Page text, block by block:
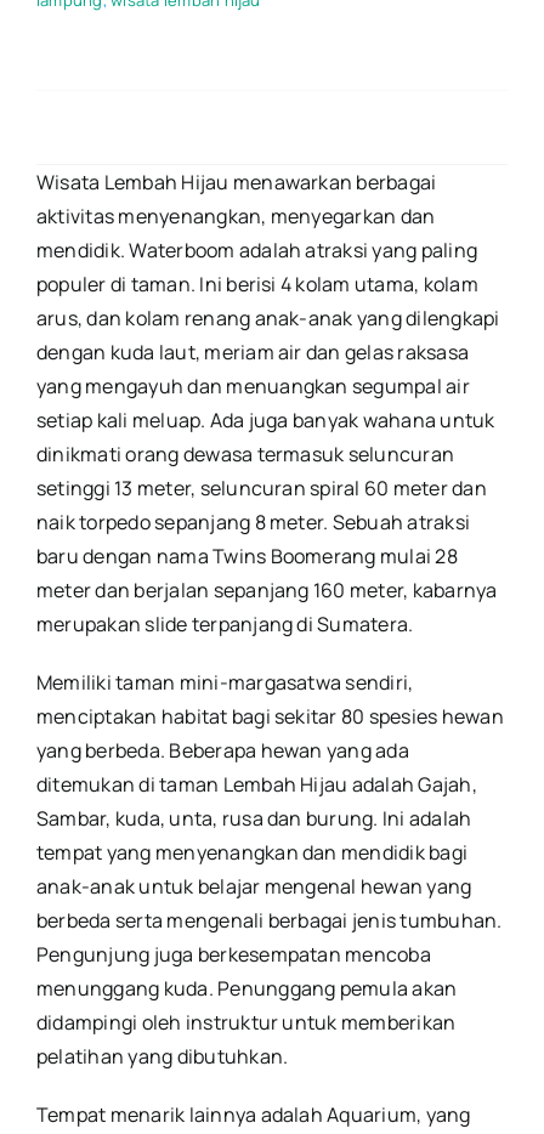
Wisata Lembah Hijau menawarkan berbagai
aktivitas menyenangkan, menyegarkan dan
mendidik. Waterboom adalah atraksi yang paling
populer di taman. Ini berisi 4 kolam utama, kolam
arus, dan kolam renang anak-anak yang dilengkapi
dengan kuda laut, meriam air dan gelas raksasa
yang mengayuh dan menuangkan segumpal air
setiap kali meluap. Ada juga banyak wahana untuk
dinikmati orang dewasa termasuk seluncuran
setinggi 13 meter, seluncuran spiral 60 meter dan
naik torpedo sepanjang 8 meter. Sebuah atraksi
baru dengan nama Twins Boomerang mulai 28
meter dan berjalan sepanjang 160 meter, kabarnya
merupakan slide terpanjang di Sumatera.
Memiliki taman mini-margasatwa sendiri,
menciptakan habitat bagi sekitar 80 spesies hewan
yang berbeda. Beberapa hewan yang ada
ditemukan di taman Lembah Hijau adalah Gajah,
Sambar, kuda, unta, rusa dan burung. Ini adalah
tempat yang menyenangkan dan mendidik bagi
anak-anak untuk belajar mengenal hewan yang
berbeda serta mengenali berbagai jenis tumbuhan.
Pengunjung juga berkesempatan mencoba
menunggang kuda. Penunggang pemula akan
didampingi oleh instruktur untuk memberikan
pelatihan yang dibutuhkan.
Tempat menarik lainnya adalah Aquarium, yang